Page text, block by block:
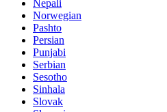
Nepali
Norwegian
Pashto
Persian
Punjabi
Serbian
Sesotho
Sinhala
Slovak